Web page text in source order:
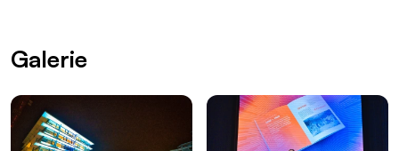
Galerie